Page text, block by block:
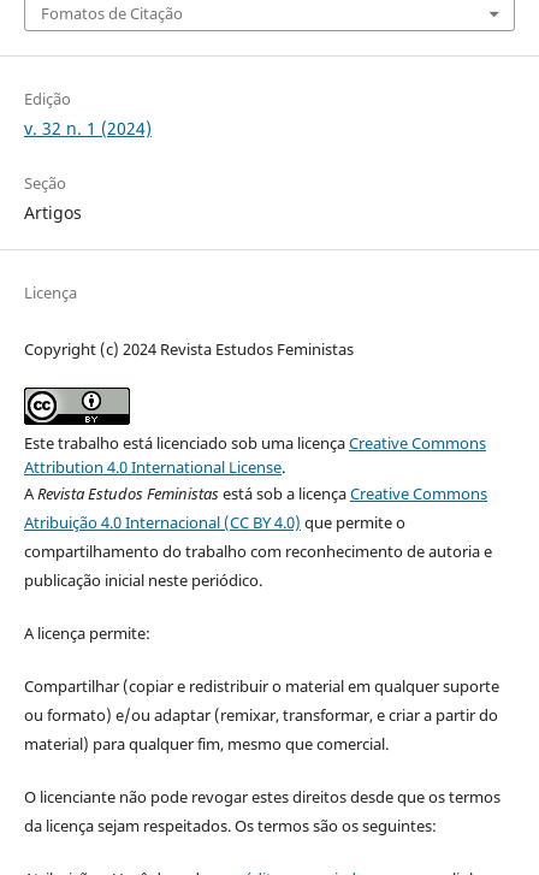
Fomatos de Citação
Edição
v. 32 n. 1 (2024)
Seção
Artigos
Licença
Copyright (c) 2024 Revista Estudos Feministas
Este trabalho está licenciado sob uma licençaCreative Commons
Attribution 4.0 International License.
ARevista Estudos Feministasestá sob a licençaCreative Commons
Atribuição 4.0 Internacional (CC BY 4.0) que permite o
compartilhamento do trabalho com reconhecimento de autoria e
publicação inicial neste periódico.
A licença permite:
Compartilhar (copiar e redistribuir o material em qualquer suporte
ou formato) e/ou adaptar (remixar, transformar, e criar a partir do
material) para qualquer fim, mesmo que comercial.
O licenciante não pode revogar estes direitos desde que os termos
da licença sejam respeitados. Os termos são os seguintes: